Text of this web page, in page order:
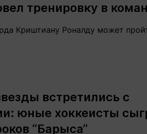
тренировку в
Криштиану Роналду может
встретились с
юные хоккеисты
“Барыса“